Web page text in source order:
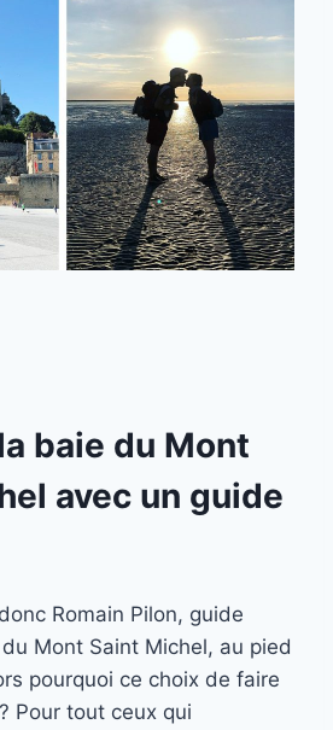
baie du Mont
avec un guide
Romain Pilon, guide
Mont Saint Michel, au pied
pourquoi ce choix de faire
Pour tout ceux qui